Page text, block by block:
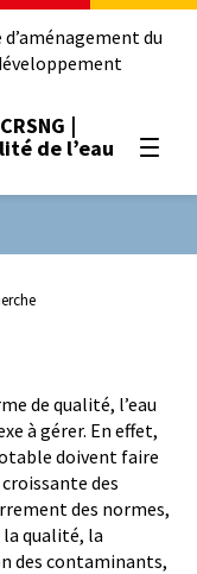
du
|
de l’eau
de qualité, l’eau
à gérer. En effet,
doivent faire
des
des normes,
la qualité, la
des contaminants,